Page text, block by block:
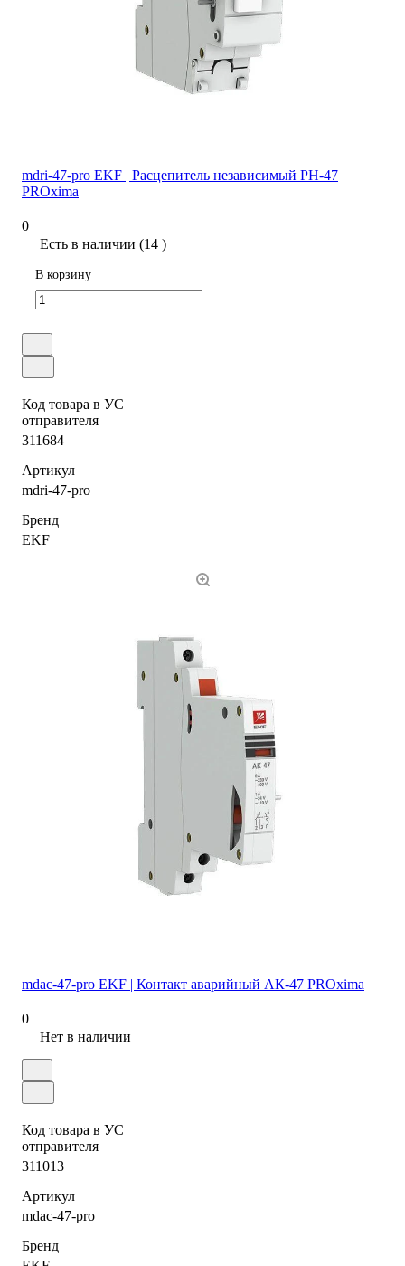
mdri-47-pro EKF | Расцепитель независимый РН-47
PROxima
0
Есть в наличии (14 )
В корзину
Код товара в УС
отправителя
311684
Артикул
mdri-47-pro
Бренд
EKF
mdac-47-pro EKF | Контакт аварийный АК-47 PROxima
0
Нет в наличии
Код товара в УС
отправителя
311013
Артикул
mdac-47-pro
Бренд